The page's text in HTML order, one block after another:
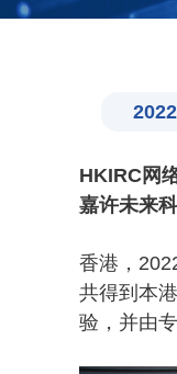
HKIRC网
嘉许未来
香港，
共得到本
验，并由